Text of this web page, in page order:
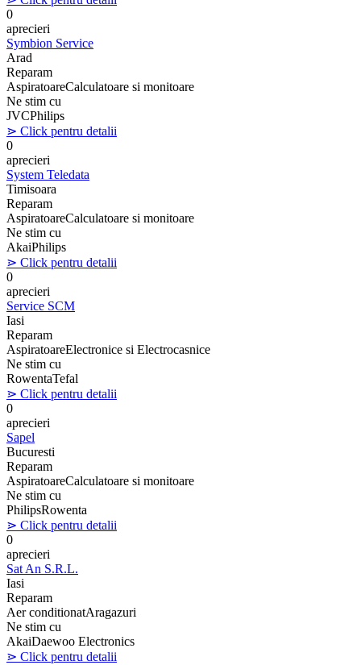
0
aprecieri
Symbion Service
Arad
Reparam
AspiratoareCalculatoare si monitoare
Ne stim cu
JVCPhilips
⋗ Click pentru detalii
0
aprecieri
System Teledata
Timisoara
Reparam
AspiratoareCalculatoare si monitoare
Ne stim cu
AkaiPhilips
⋗ Click pentru detalii
0
aprecieri
Service SCM
Iasi
Reparam
AspiratoareElectronice si Electrocasnice
Ne stim cu
RowentaTefal
⋗ Click pentru detalii
0
aprecieri
Sapel
Bucuresti
Reparam
AspiratoareCalculatoare si monitoare
Ne stim cu
PhilipsRowenta
⋗ Click pentru detalii
0
aprecieri
Sat An S.R.L.
Iasi
Reparam
Aer conditionatAragazuri
Ne stim cu
AkaiDaewoo Electronics
⋗ Click pentru detalii